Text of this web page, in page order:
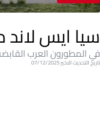
سيا ايس
في المطورون العرب
تاريخ التحديث الاخير 07/12/2025